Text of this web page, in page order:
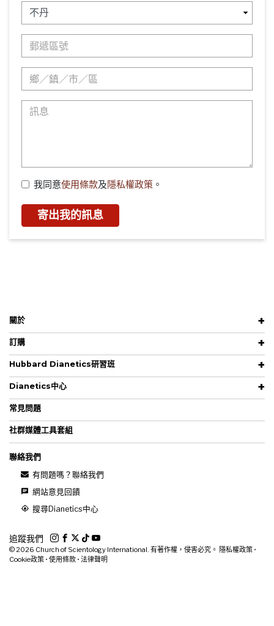
我同意使用條款及隱私權政策 。
寄出我的訊息
關於
訂購
Hubbard Dianetics研習班
Dianetics中心
常見問題
社群媒體工具套組
聯絡我們
有問題嗎？聯絡我們
網站意見回饋
搜尋Dianetics中心
追蹤我們
© 2026 Church of Scientology International. 有著作權，侵害必究。 隱私權政策 •
Cookie政策 • 使用條款 • 法律聲明